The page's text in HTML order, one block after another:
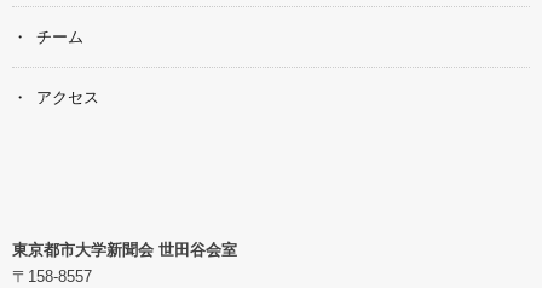
チーム
アクセス
東京都市大学新聞会 世田谷会室
〒158-8557